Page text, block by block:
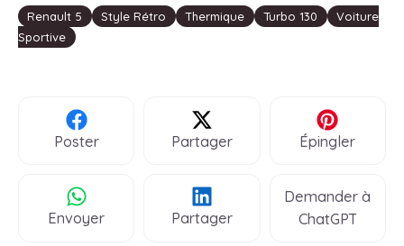
Étiquettes
Renault 5 Style Rétro Thermique Turbo 130
Voiture
Sportive
Poster Partager Épingler
Envoyer Partager
Demander à
ChatGPT